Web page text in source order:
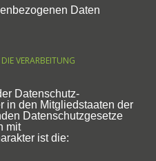
Daten
VERARBEITUNG
Datenschutz-
in den Mitgliedstaaten der
Datenschutzgesetze
mit
ist die: